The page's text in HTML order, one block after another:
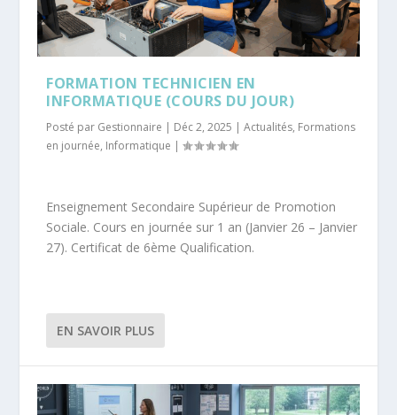
FORMATION TECHNICIEN EN
INFORMATIQUE (COURS DU JOUR)
Posté par Gestionnaire | Déc 2, 2025 |Actualités, Formations
en journée, Informatique |
Enseignement Secondaire Supérieur de Promotion
Sociale. Cours en journée sur 1 an (Janvier 26 – Janvier
27). Certificat de 6ème Qualification.
EN SAVOIR PLUS